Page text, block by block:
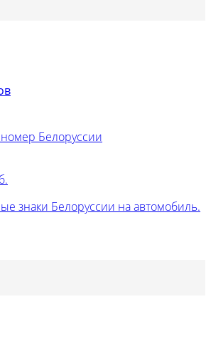
знаки Белоруссии на автомобиль.